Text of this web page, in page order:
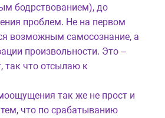
бодрствованием), до
проблем. Не на первом
возможным самосознание, а
произвольности. Это –
что отсылаю к
так же не прост и
тем, что по срабатыванию